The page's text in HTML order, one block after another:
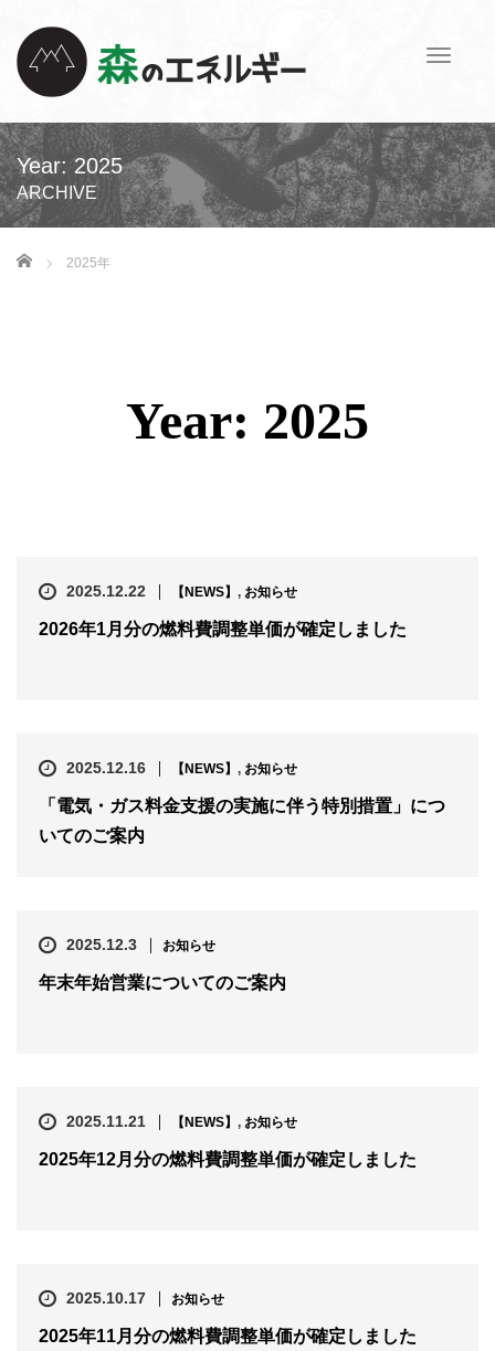
T
g
l
e
n
a
Year: 2025
ARCHIVE
ホーム 2025年
Year: 2025
2025.12.22 【NEWS】 , お知らせ
2026年1月分の燃料費調整単価が確定しました
2025.12.16 【NEWS】 , お知らせ
「電気・ガス料金支援の実施に伴う特別措置」につ
いてのご案内
2025.12.3 お知らせ
年末年始営業についてのご案内
2025.11.21 【NEWS】 , お知らせ
2025年12月分の燃料費調整単価が確定しました
2025.10.17 お知らせ
2025年11月分の燃料費調整単価が確定しました